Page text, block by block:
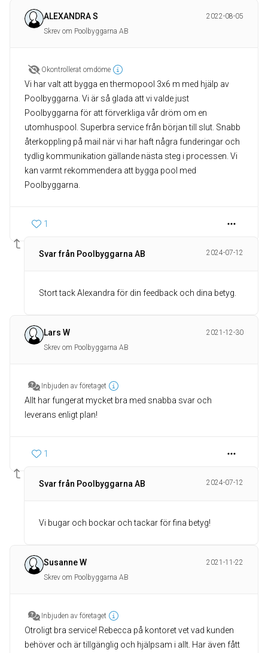
ALEXANDRA S
2022-08-05
Skrev om Poolbyggarna AB
Okontrollerat omdöme
Vi har valt att bygga en thermopool 3x6 m med hjälp av
Poolbyggarna. Vi är så glada att vi valde just
Poolbyggarna för att förverkliga vår dröm om en
utomhuspool. Superbra service från början till slut. Snabb
återkoppling på mail när vi har haft några funderingar och
tydlig kommunikation gällande nästa steg i processen. Vi
kan varmt rekommendera att bygga pool med
Poolbyggarna.
1
Svar från Poolbyggarna AB 2024-07-12
Stort tack Alexandra för din feedback och dina betyg.
Lars W
2021-12-30
Skrev om Poolbyggarna AB
Inbjuden av företaget
Allt har fungerat mycket bra med snabba svar och
leverans enligt plan!
1
Svar från Poolbyggarna AB 2024-07-12
Vi bugar och bockar och tackar för fina betyg!
Susanne W
2021-11-22
Skrev om Poolbyggarna AB
Inbjuden av företaget
Otroligt bra service! Rebecca på kontoret vet vad kunden
behöver och är tillgänglig och hjälpsam i allt. Har även fått